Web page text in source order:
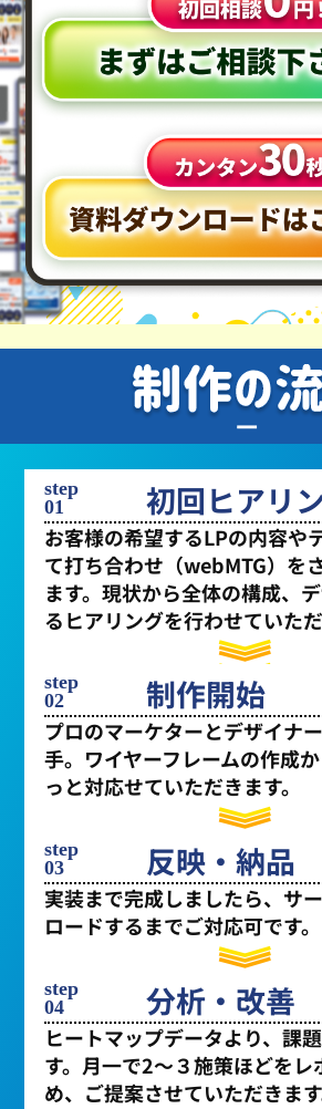
step
01
初回ヒアリ
お客様の希望するLPの内容や
て打ち合わせ（webMTG）を
ます。現状から全体の構成、
るヒアリングを行わせていただ
step
02
制作開始
プロのマーケターとデザイナ
手。ワイヤーフレームの作成
っと対応せていただきます。
step
03
反映・納品
実装まで完成しましたら、サ
ロードするまでご対応可です。
step
04
分析・改善
ヒートマップデータより、課
す。月一で2〜３施策ほどをレ
め、ご提案させていただきます